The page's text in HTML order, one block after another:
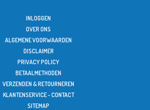
INLOGGEN
OVER ONS
ALGEMENE VOORWAARDEN
DISCLAIMER
PRIVACY POLICY
BETAALMETHODEN
VERZENDEN & RETOURNEREN
KLANTENSERVICE - CONTACT
SITEMAP